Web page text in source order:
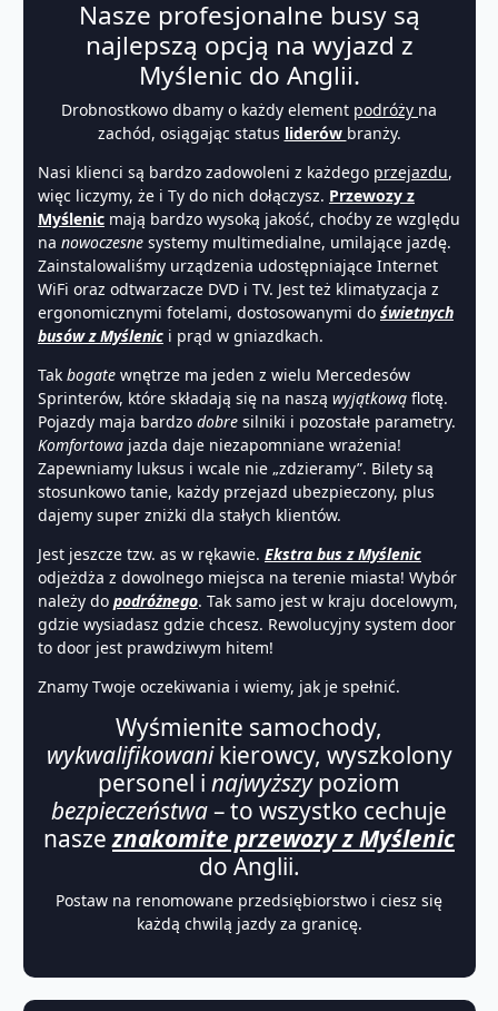
Nasze profesjonalne busy są
najlepszą opcją na wyjazd z
Myślenic do Anglii.
Drobnostkowo dbamy o każdy element podróży na
zachód, osiągając status liderów branży.
Nasi klienci są bardzo zadowoleni z każdego przejazdu,
więc liczymy, że i Ty do nich dołączysz. Przewozy z
Myślenic mają bardzo wysoką jakość, choćby ze względu
na nowoczesne systemy multimedialne, umilające jazdę.
Zainstalowaliśmy urządzenia udostępniające Internet
WiFi oraz odtwarzacze DVD i TV. Jest też klimatyzacja z
ergonomicznymi fotelami, dostosowanymi do świetnych
busów z Myślenic i prąd w gniazdkach.
Tak bogate wnętrze ma jeden z wielu Mercedesów
Sprinterów, które składają się na naszą wyjątkową flotę.
Pojazdy maja bardzo dobre silniki i pozostałe parametry.
Komfortowa jazda daje niezapomniane wrażenia!
Zapewniamy luksus i wcale nie „zdzieramy”. Bilety są
stosunkowo tanie, każdy przejazd ubezpieczony, plus
dajemy super zniżki dla stałych klientów.
Jest jeszcze tzw. as w rękawie. Ekstra bus z Myślenic
odjeżdża z dowolnego miejsca na terenie miasta! Wybór
należy do podróżnego. Tak samo jest w kraju docelowym,
gdzie wysiadasz gdzie chcesz. Rewolucyjny system door
to door jest prawdziwym hitem!
Znamy Twoje oczekiwania i wiemy, jak je spełnić.
Wyśmienite samochody,
wykwalifikowanikierowcy, wyszkolony
personel i najwyższypoziom
bezpieczeństwa– to wszystko cechuje
naszeznakomite przewozy z Myślenic
do Anglii.
Postaw na renomowane przedsiębiorstwo i ciesz się
każdą chwilą jazdy za granicę.